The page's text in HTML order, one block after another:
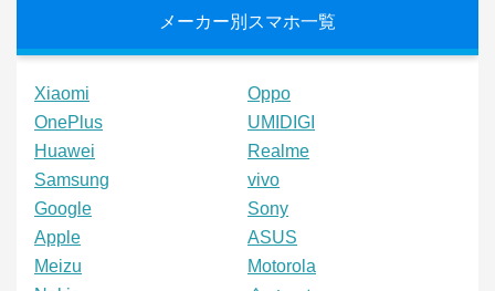
メーカー別スマホ一覧
Xiaomi
Oppo
OnePlus
UMIDIGI
Huawei
Realme
Samsung
vivo
Google
Sony
Apple
ASUS
Meizu
Motorola